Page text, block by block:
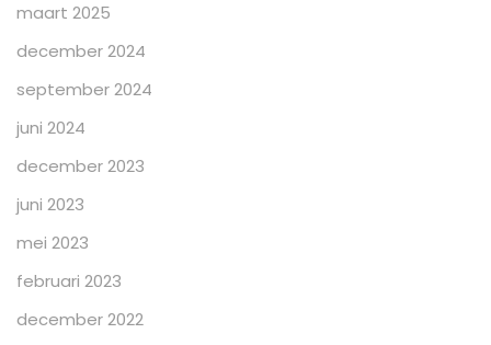
maart 2025
december 2024
september 2024
juni 2024
december 2023
juni 2023
mei 2023
februari 2023
december 2022